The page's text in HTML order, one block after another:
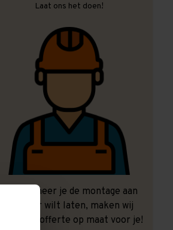
Laat ons het doen!
Ook wanneer je de montage aan
ons over wilt laten, maken wij
graag een offerte op maat voor je!